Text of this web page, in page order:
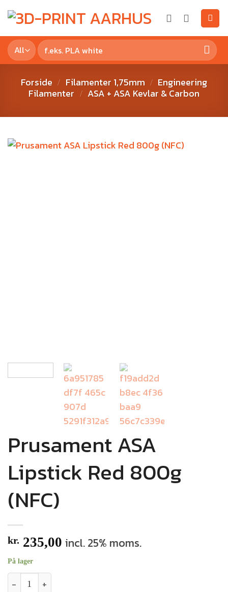
Forside / Filamenter 1,75mm / Engineering
Filamenter / ASA + ASA Kevlar & Carbon
Prusament ASA
Lipstick Red 800g
(NFC)
kr. 235,00 incl. 25% moms.
På lager